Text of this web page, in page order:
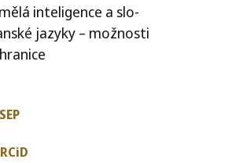
inte­li­gen­ce a slo­
jazy­ky – mož­nos­ti